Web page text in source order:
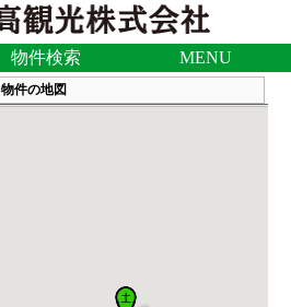
物件検索 MENU
物件の地図